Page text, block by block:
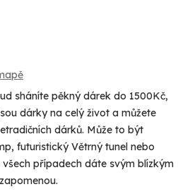
sháníte pěkný dárek do 1500Kč,
dárky na celý život a můžete
dárků. Může to být
futuristický Větrný tunel nebo
všech případech dáte svým blízkým